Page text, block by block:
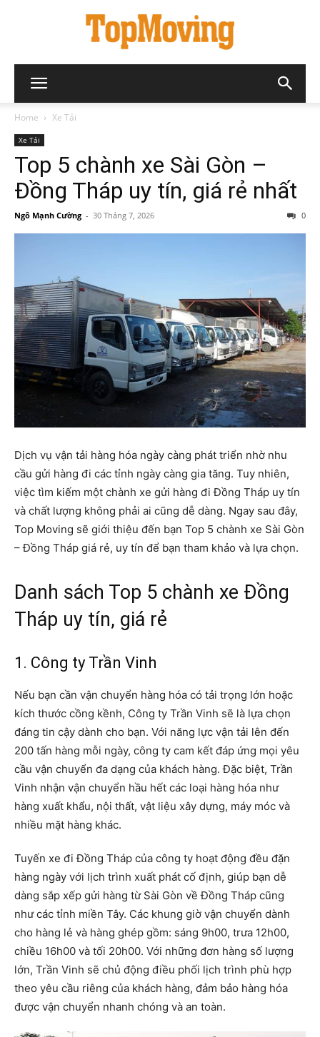
Home Xe Tải
Xe Tải
Top 5 chành xe Sài Gòn –
Đồng Tháp uy tín, giá rẻ nhất
Ngô Mạnh Cường - 30 Tháng 7, 2026 0
Dịch vụ vận tải hàng hóa ngày càng phát triển nhờ nhu
cầu gửi hàng đi các tỉnh ngày càng gia tăng. Tuy nhiên,
việc tìm kiếm một chành xe gửi hàng đi Đồng Tháp uy tín
và chất lượng không phải ai cũng dễ dàng. Ngay sau đây,
Top Moving sẽ giới thiệu đến bạn Top 5 chành xe Sài Gòn
– Đồng Tháp giá rẻ, uy tín để bạn tham khảo và lựa chọn.
Danh sách Top 5 chành xe Đồng
Tháp uy tín, giá rẻ
1. Công ty Trần Vinh
Nếu bạn cần vận chuyển hàng hóa có tải trọng lớn hoặc
kích thước cồng kềnh, Công ty Trần Vinh sẽ là lựa chọn
đáng tin cậy dành cho bạn. Với năng lực vận tải lên đến
200 tấn hàng mỗi ngày, công ty cam kết đáp ứng mọi yêu
cầu vận chuyển đa dạng của khách hàng. Đặc biệt, Trần
Vinh nhận vận chuyển hầu hết các loại hàng hóa như
hàng xuất khẩu, nội thất, vật liệu xây dựng, máy móc và
nhiều mặt hàng khác.
Tuyến xe đi Đồng Tháp của công ty hoạt động đều đặn
hàng ngày với lịch trình xuất phát cố định, giúp bạn dễ
dàng sắp xếp gửi hàng từ Sài Gòn về Đồng Tháp cũng
như các tỉnh miền Tây. Các khung giờ vận chuyển dành
cho hàng lẻ và hàng ghép gồm: sáng 9h00, trưa 12h00,
chiều 16h00 và tối 20h00. Với những đơn hàng số lượng
lớn, Trần Vinh sẽ chủ động điều phối lịch trình phù hợp
theo yêu cầu riêng của khách hàng, đảm bảo hàng hóa
được vận chuyển nhanh chóng và an toàn.